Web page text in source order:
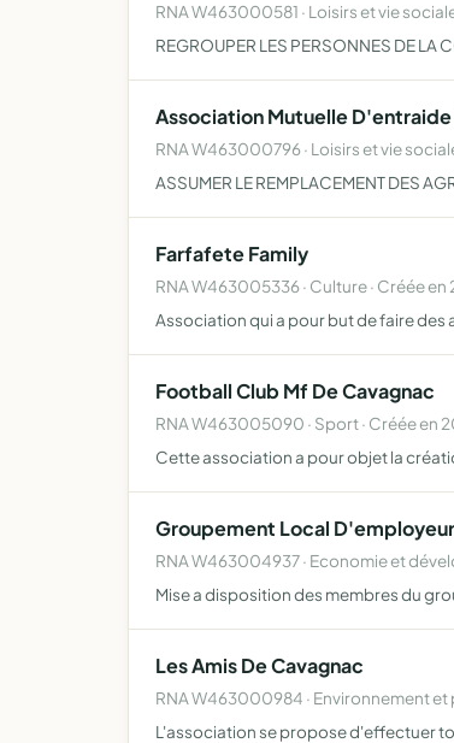
RNA W463000581 · Loisirs et vie
REGROUPER LES PERSONNES DE LA
Association Mutuelle D'entraide
RNA W463000796 · Loisirs et vie
ASSUMER LE REMPLACEMENT DES
Farfafete Family
RNA W463005336 · Culture · Créée en
Association qui a pour but de faire des
Football Club Mf De Cavagnac
RNA W463005090 · Sport · Créée en
Cette association a pour objet la
Groupement Local
RNA W463004937 · Economie et
Mise a disposition des membres du
Les Amis De Cavagnac
RNA W463000984 · Environnement et
L'association se propose d'effectuer